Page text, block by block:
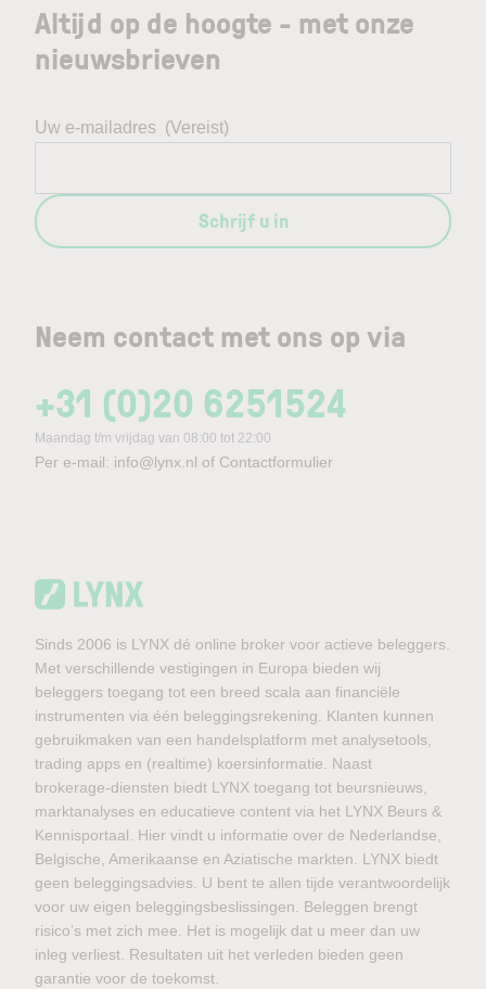
Neem contact met ons op via
+31 (0)20 6251524
Maandag t/m vrijdag van 08:00 tot 22:00
Per e-mail: info@lynx.nl of Contactformulier
Altijd op de hoogte - met onze
nieuwsbrieven
Uw e-mailadres (Vereist)
Schrijf u in
Sinds 2006 is LYNX dé online broker voor actieve beleggers.
Met verschillende vestigingen in Europa bieden wij
beleggers toegang tot een breed scala aan financiële
instrumenten via één beleggingsrekening. Klanten kunnen
gebruikmaken van een handelsplatform met analysetools,
trading apps en (realtime) koersinformatie. Naast
brokerage-diensten biedt LYNX toegang tot beursnieuws,
marktanalyses en educatieve content via het LYNX Beurs &
Kennisportaal. Hier vindt u informatie over de Nederlandse,
Belgische, Amerikaanse en Aziatische markten. LYNX biedt
geen beleggingsadvies. U bent te allen tijde verantwoordelijk
voor uw eigen beleggingsbeslissingen. Beleggen brengt
risico’s met zich mee. Het is mogelijk dat u meer dan uw
inleg verliest. Resultaten uit het verleden bieden geen
garantie voor de toekomst.